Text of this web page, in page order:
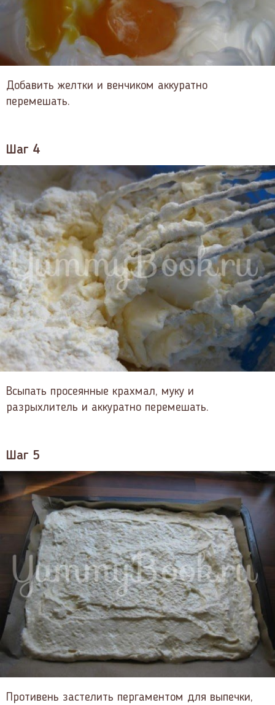
Добавить желтки и венчиком аккуратно
перемешать.
Шаг 4
Всыпать просеянные крахмал, муку и
разрыхлитель и аккуратно перемешать.
Шаг 5
Противень застелить пергаментом для выпечки,